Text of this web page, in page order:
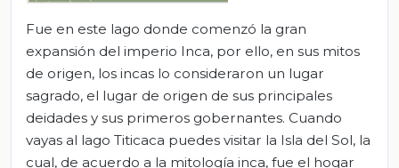
Fue en este lago donde comenzó la gran
expansión del imperio Inca, por ello, en sus mitos
de origen, los incas lo consideraron un lugar
sagrado, el lugar de origen de sus principales
deidades y sus primeros gobernantes. Cuando
vayas al lago Titicaca puedes visitar la Isla del Sol, la
cual, de acuerdo a la mitología inca, fue el hogar